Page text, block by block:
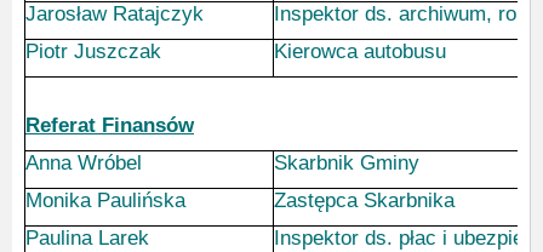
Jarosław Ratajczyk
Inspektor ds. archiwum, rob.
Piotr Juszczak
Kierowca autobusu
Referat Finansów
Anna Wróbel
Skarbnik Gminy
Monika Paulińska
Zastępca Skarbnika
Paulina Larek
Inspektor ds. płac i